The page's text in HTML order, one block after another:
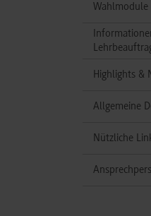
Wahlmodule
Highlights &
Allgemeine
Nützliche